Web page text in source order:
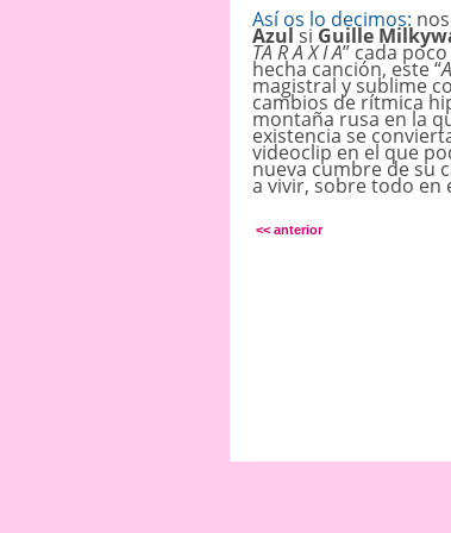
Así os lo decimos:
Azul si Guille
TA R A X I A” cada
hecha canción, este “
magistral y sublime
cambios de rítmica
montaña rusa en la
existencia se
videoclip en el que
nueva cumbre de su
a vivir, sobre todo en
<< anterior